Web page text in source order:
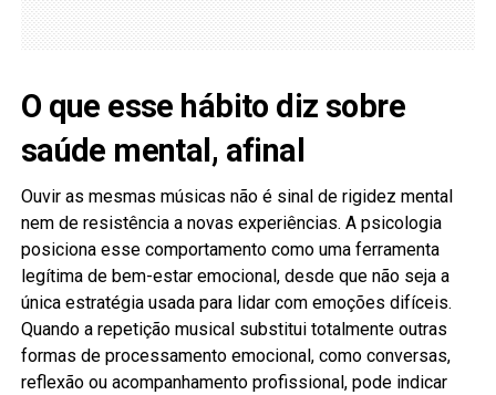
O que esse hábito diz sobre
saúde mental, afinal
Ouvir as mesmas músicas não é sinal de rigidez mental
nem de resistência a novas experiências. A psicologia
posiciona esse comportamento como uma ferramenta
legítima de bem-estar emocional, desde que não seja a
única estratégia usada para lidar com emoções difíceis.
Quando a repetição musical substitui totalmente outras
formas de processamento emocional, como conversas,
reflexão ou acompanhamento profissional, pode indicar